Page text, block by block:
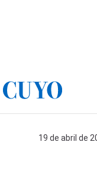
19 de abril de